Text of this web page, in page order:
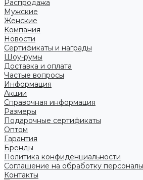
Распродажа
Мужские
Женские
Компания
Новости
Сертификаты и награды
Шоу-румы
Доставка и оплата
Частые вопросы
Информация
Акции
Справочная информация
Размеры
Подарочные сертификаты
Оптом
Гарантия
Бренды
Политика конфиденциальности
Соглашение на обработку
Контакты